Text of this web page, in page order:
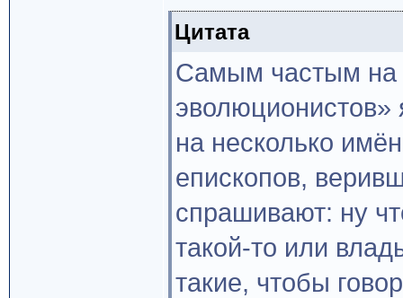
Цитата
Самым частым на
эволюционистов»
на несколько
епископов,
спрашивают: ну
такой-то или
такие, чтобы